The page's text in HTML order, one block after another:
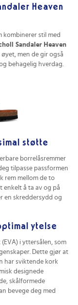
Heaven
kombinerer stil med
Sandaler Heaven
øyet, men de gir også
behagelig hverdag.
støtte
borrelåsremmer
tilpasse passformen
rem mellom de to
enkelt å ta av og på
en skreddersydd og
ytelse
i yttersålen, som
Dette gjør at
har sviktende kork
designede
skålformede
bevege deg med